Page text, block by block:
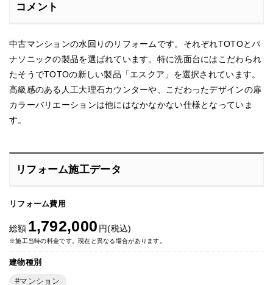
コメント
中古マンションの水回りのリフォームです。それぞれTOTOとパ
ナソニックの製品を選ばれています。特に洗面台にはこだわられ
たそうでTOTOの新しい製品「エスクア」を選択されています。
高級感のある人工大理石カウンターや、こだわったデザインの扉
カラーバリエーションは他にはなかなかない仕様となっていま
す。
リフォーム施工データ
リフォーム費用
総額 1,792,000 円(税込)
※施工当時の料金です。現在と異なる場合があります。
建物種別
マンション